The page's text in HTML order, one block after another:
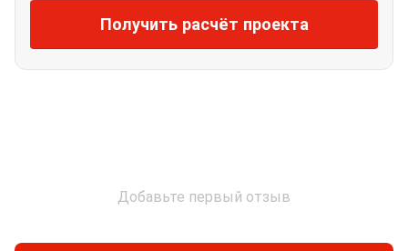
Получить расчёт проекта
Добавьте первый отзыв